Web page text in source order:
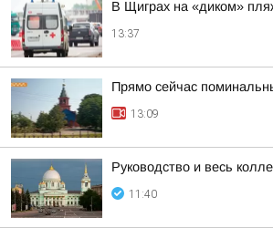
В Щиграх на «диком»
13:37
Прямо сейчас
13:09
Руководство и весь
11:40